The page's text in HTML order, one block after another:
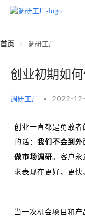
首页 调研工厂
创业初期如何
调研工厂 • 2022-
创业一直都是勇敢
的话： 我们不会到外
做市场调研。客户永
求表现在更好、更快
当一次机会项目和